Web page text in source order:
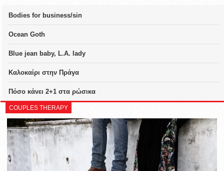
Bodies for business/sin
Ocean Goth
Blue jean baby, L.A. lady
Καλοκαίρι στην Πράγα
Πόσο κάνει 2+1 στα ρώσικα
COUPLES THERAPY